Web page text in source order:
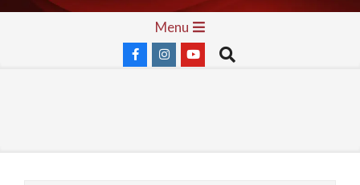
Skip
Menu
Search